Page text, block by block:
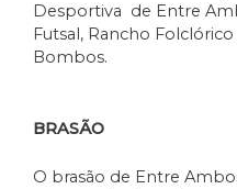
Desportiva de Entre
Futsal, Rancho
Bombos.
BRASÃO
O brasão de Entre